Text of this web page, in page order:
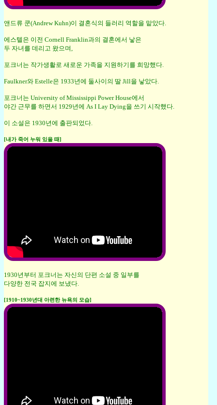
앤드류 쿤(Andrew Kuhn)이 결혼식의 들러리 역할을 맡았다.
에스텔은 이전 Cornell Franklin과의 결혼에서 낳은
두 자녀를 데리고 왔으며,
포크너는 작가생활로 새로운 가족을 지원하기를 희망했다.
Faulkner와 Estelle은 1933년에 둘사이의 딸 Jill을 낳았다.
포크너는 University of Mississippi Power House에서
야간 근무를 하면서 1929년에 As I Lay Dying을 쓰기 시작했다.
이 소설은 1930년에 출판되었다.
[내가 죽어 누워 있을 때]
1930년부터 포크너는 자신의 단편 소설 중 일부를
다양한 전국 잡지에 보냈다.
[1910~1930년대 아련한 뉴욕의 모습]